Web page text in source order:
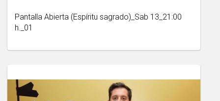
Pantalla Abierta (Espíritu sagrado)_Sab 13_21:00
h._01